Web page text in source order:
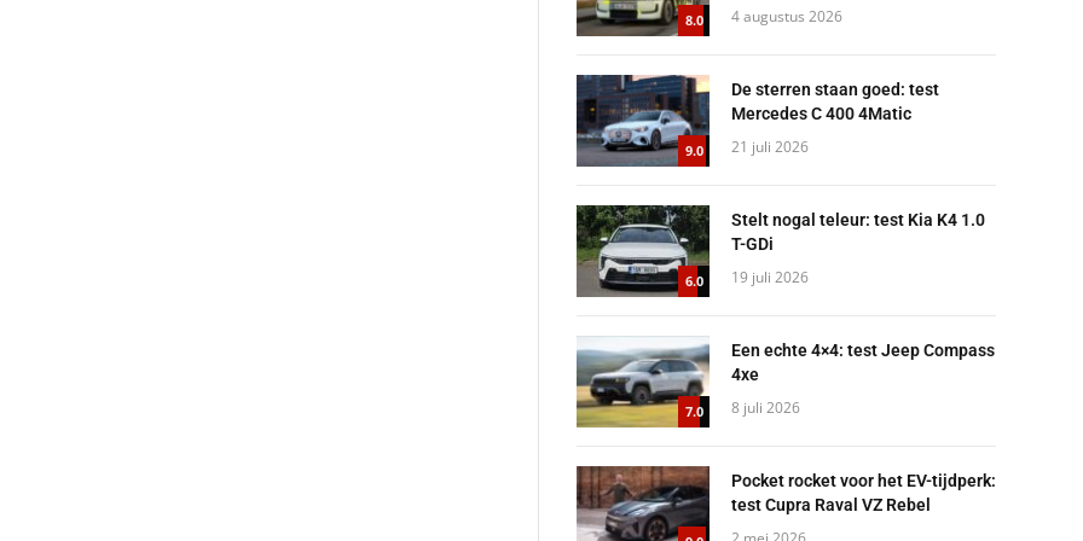
8.0 4 augustus 2026
9.0
De sterren staan goed: test
Mercedes C 400 4Matic
21 juli 2026
6.0
Stelt nogal teleur: test Kia K4 1.0
T-GDi
19 juli 2026
7.0
Een echte 4×4: test Jeep Compass
4xe
8 juli 2026
Pocket rocket voor het EV-tijdperk:
test Cupra Raval VZ Rebel